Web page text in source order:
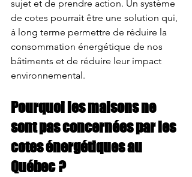
sujet et de prendre action. Un système
de cotes pourrait être une solution qui,
à long terme permettre de réduire la
consommation énergétique de nos
bâtiments et de réduire leur impact
environnemental.
Pourquoi les maisons ne
sont pas concernées par les
cotes énergétiques au
Québec ?